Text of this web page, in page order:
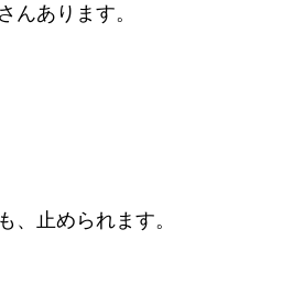
んあります。
、止められます。